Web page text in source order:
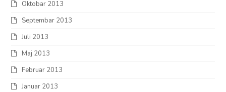
Oktobar 2013
Septembar 2013
Juli 2013
Maj 2013
Februar 2013
Januar 2013